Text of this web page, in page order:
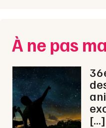
À ne pas
[…]